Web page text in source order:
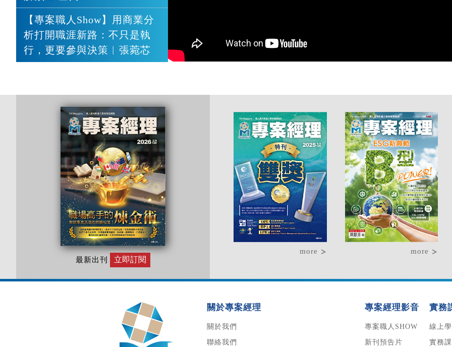
【專案職人Show】用商業分
析打開職涯新路：不只是執
行，更要參與決策︱張菀芯
最新出刊 立即訂閱
more more
關於專案經理
關於我們
聯絡我們
專案經理影音
專案職人SHOW
新刊預告片
實務
線上
實務